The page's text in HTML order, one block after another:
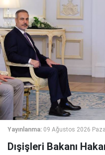
Yayınlanma: 09 Ağustos 2026
Dışişleri Bakanı